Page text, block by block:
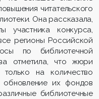
читательского
Она рассказала,
участника конкурса,
регионы Российской
по библиотечной
отметила, что жюри
на количество
их фондов
библиотечные